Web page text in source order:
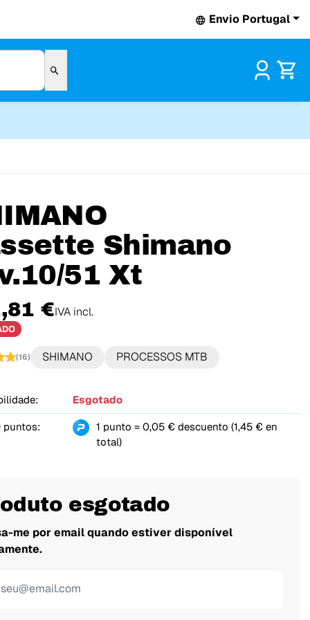
Envio Portugal
Shimano
51 Xt
€IVA incl.
(16) SHIMANO PROCESSOS MTB
Esgotado
puntos:
1 punto = 0,05 € descuento (1,45 € en
total)
esgotado
me por email quando estiver disponível